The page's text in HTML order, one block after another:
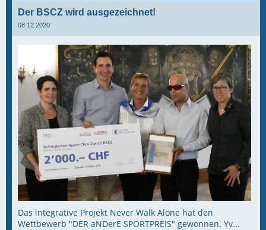
Der BSCZ wird ausgezeichnet!
08.12.2020
Das integrative Projekt Never Walk Alone hat den
Wettbewerb "DER aNDerE SPORTPREIS" gewonnen. Yv...